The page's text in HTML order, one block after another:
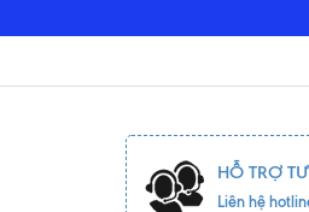
HỖ TRỢ
Liên hệ